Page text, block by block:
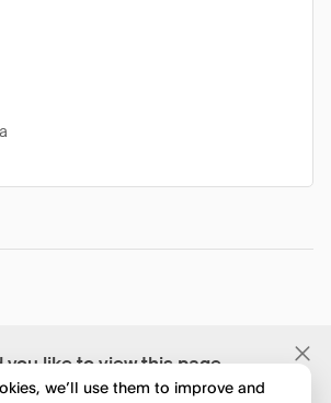
you like to view this page
in English?
we’ll use them to improve and